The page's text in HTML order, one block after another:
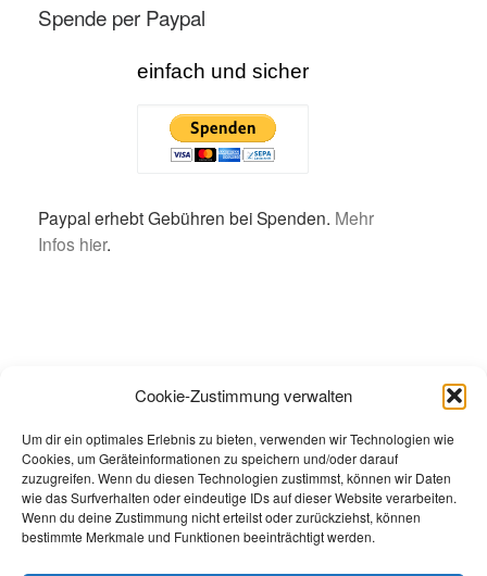
Cookie-Zustimmung verwalten
Um dir ein optimales Erlebnis zu bieten, verwenden wir Technologien wie
Cookies, um Geräteinformationen zu speichern und/oder darauf
zuzugreifen. Wenn du diesen Technologien zustimmst, können wir Daten
wie das Surfverhalten oder eindeutige IDs auf dieser Website verarbeiten.
Wenn du deine Zustimmung nicht erteilst oder zurückziehst, können
bestimmte Merkmale und Funktionen beeinträchtigt werden.
Spende per Paypal
einfach und sicher
Paypal erhebt Gebühren bei Spenden. Mehr
Infos hier.
DE47 5001 0060 0061 4726 00